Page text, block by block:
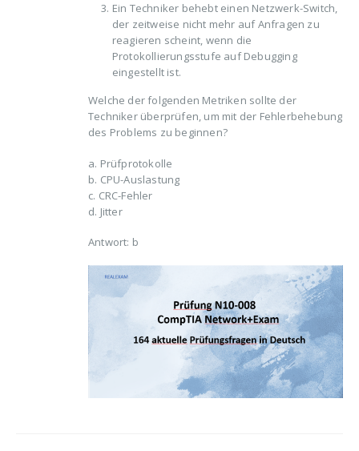
Ein Techniker behebt einen Netzwerk-Switch,
der zeitweise nicht mehr auf Anfragen zu
reagieren scheint, wenn die
Protokollierungsstufe auf Debugging
eingestellt ist.
Welche der folgenden Metriken sollte der
Techniker überprüfen, um mit der Fehlerbehebung
des Problems zu beginnen?
a. Prüfprotokolle
b. CPU-Auslastung
c. CRC-Fehler
d. Jitter
Antwort: b